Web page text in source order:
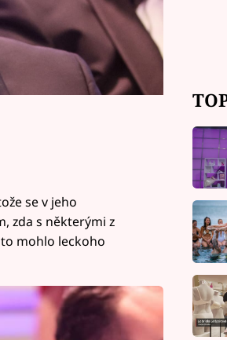
se v jeho
zda s některými z
mohlo leckoho